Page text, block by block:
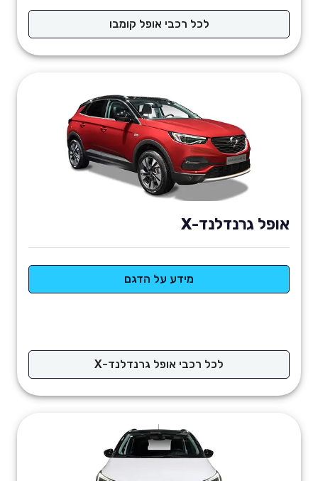
לכל רכבי אופל קומבו
אופל גרנדלנד-X
מידע על הדגם
לכל רכבי אופל גרנדלנד-X